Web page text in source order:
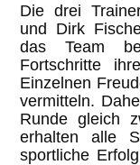
Die drei
und Dirk
das Team
Fortschritte
Einzelnen
vermitteln.
Runde gleich
erhalten alle
sportliche